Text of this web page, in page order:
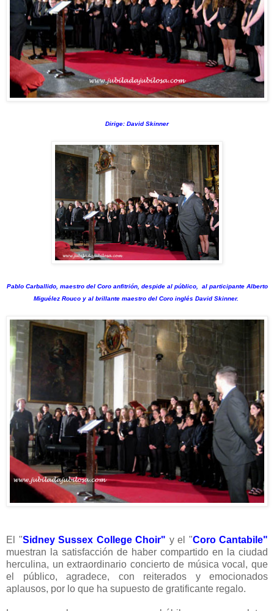
Dirige: David Skinner
Pablo Carballido, maestro del Coro anfitrión, despide al público, al participante Alberto
Miguélez Rouco y al brillante maestro del Coro inglés David Skinner.
El "Sidney Sussex College Choir" y el "Coro Cantabile"
muestran la satisfacción de haber compartido en la ciudad
herculina, un extraordinario concierto de música vocal, que
el público, agradece, con reiterados y emocionados
aplausos, por lo que ha supuesto de gratificante regalo.